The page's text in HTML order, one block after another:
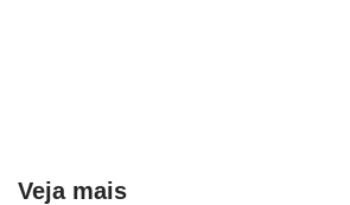
Veja mais